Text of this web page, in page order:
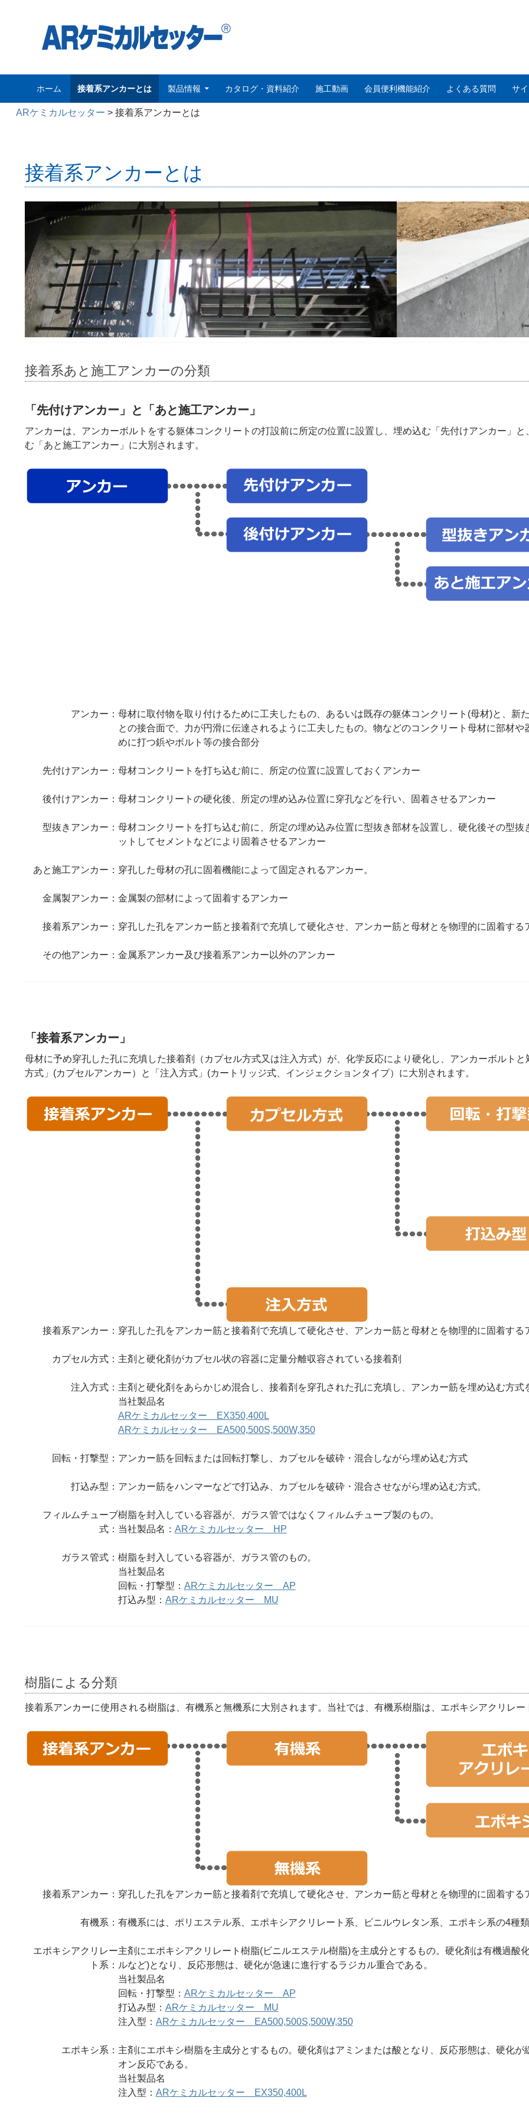
ARケミカルセッター
ホーム 接着系アンカーとは 製品情報 カタログ・資料紹介 施工動画 会員便利機能紹介 よくある質問 サ
ARケミカルセッター > 接着系アンカーとは
接着系アンカーとは
接着系あと施工アンカーの分類
「先付けアンカー」と「あと施工アンカー」
アンカーは、アンカーボルトをする躯体コンクリートの打設前に所定の位置に設置し、埋め込む「先付けアンカー」
む「あと施工アンカー」に大別されます。
アンカー： 母材に取付物を取り付けるために工夫したもの、あるいは既存の躯体コンクリート(母材)と、新
との接合面で、力が円滑に伝達されるように工夫したもの。物などのコンクリート母材に部材や
めに打つ鋲やボルト等の接合部分
先付けアンカー： 母材コンクリートを打ち込む前に、所定の位置に設置しておくアンカー
後付けアンカー： 母材コンクリートの硬化後、所定の埋め込み位置に穿孔などを行い、固着させるアンカー
型抜きアンカー： 母材コンクリートを打ち込む前に、所定の埋め込み位置に型抜き部材を設置し、硬化後その型抜
ットしてセメントなどにより固着させるアンカー
あと施工アンカー： 穿孔した母材の孔に固着機能によって固定されるアンカー。
金属製アンカー： 金属製の部材によって固着するアンカー
接着系アンカー： 穿孔した孔をアンカー筋と接着剤で充填して硬化させ、アンカー筋と母材とを物理的に固着する
その他アンカー： 金属系アンカー及び接着系アンカー以外のアンカー
「接着系アンカー」
母材に予め穿孔した孔に充填した接着剤（カプセル方式又は注入方式）が、化学反応により硬化し、アンカーボルト
方式」(カプセルアンカー）と「注入方式」(カートリッジ式、インジェクションタイプ）に大別されます。
接着系アンカー： 穿孔した孔をアンカー筋と接着剤で充填して硬化させ、アンカー筋と母材とを物理的に固着する
カプセル方式： 主剤と硬化剤がカプセル状の容器に定量分離収容されている接着剤
注入方式： 主剤と硬化剤をあらかじめ混合し、接着剤を穿孔された孔に充填し、アンカー筋を埋め込む方式
当社製品名
ARケミカルセッター EX350,400L
ARケミカルセッター EA500,500S,500W,350
回転・打撃型： アンカー筋を回転または回転打撃し、カプセルを破砕・混合しながら埋め込む方式
打込み型： アンカー筋をハンマーなどで打込み、カプセルを破砕・混合させながら埋め込む方式。
フィルムチューブ
式：
樹脂を封入している容器が、ガラス管ではなくフィルムチューブ製のもの。
当社製品名： ARケミカルセッター HP
ガラス管式： 樹脂を封入している容器が、ガラス管のもの。
当社製品名
回転・打撃型： ARケミカルセッター AP
打込み型： ARケミカルセッター MU
樹脂による分類
接着系アンカーに使用される樹脂は、有機系と無機系に大別されます。当社では、有機系樹脂は、エポキシアクリレー
接着系アンカー： 穿孔した孔をアンカー筋と接着剤で充填して硬化させ、アンカー筋と母材とを物理的に固着する
有機系： 有機系には、ポリエステル系、エポキシアクリレート系、ビニルウレタン系、エポキシ系の4種類
エポキシアクリレー
ト系：
主剤にエポキシアクリレート樹脂(ビニルエステル樹脂)を主成分とするもの。硬化剤は有機過酸
ルなど)となり、反応形態は、硬化が急速に進行するラジカル重合である。
当社製品名
回転・打撃型： ARケミカルセッター AP
打込み型： ARケミカルセッター MU
注入型： ARケミカルセッター EA500,500S,500W,350
エポキシ系： 主剤にエポキシ樹脂を主成分とするもの。硬化剤はアミンまたは酸となり、反応形態は、硬化が
オン反応である。
当社製品名
注入型： ARケミカルセッター EX350,400L